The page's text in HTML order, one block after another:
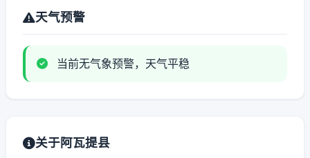
天气预警
当前无气象预警，天气平稳
关于阿瓦提县